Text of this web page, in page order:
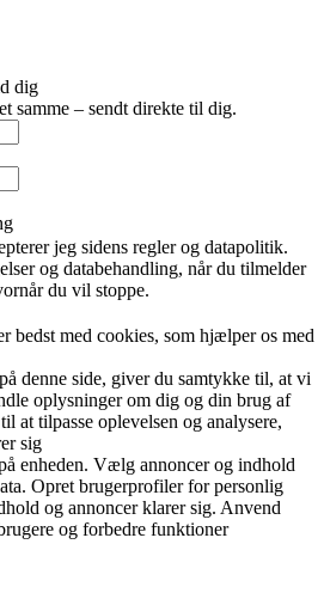
dig
samme – sendt direkte til dig.
jeg sidens regler og datapolitik.
og databehandling, når du tilmelder
du vil stoppe.
bedst med cookies, som hjælper os med
denne side, giver du samtykke til, at vi
oplysninger om dig og din brug af
at tilpasse oplevelsen og analysere,
sig
enheden. Vælg annoncer og indhold
Opret brugerprofiler for personlig
og annoncer klarer sig. Anvend
og forbedre funktioner